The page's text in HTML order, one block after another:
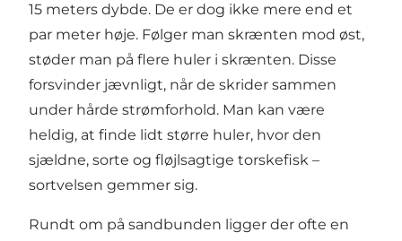
15 meters dybde. De er dog ikke mere end et
par meter høje. Følger man skrænten mod øst,
støder man på flere huler i skrænten. Disse
forsvinder jævnligt, når de skrider sammen
under hårde strømforhold. Man kan være
heldig, at finde lidt større huler, hvor den
sjældne, sorte og fløjlsagtige torskefisk –
sortvelsen gemmer sig.
Rundt om på sandbunden ligger der ofte en